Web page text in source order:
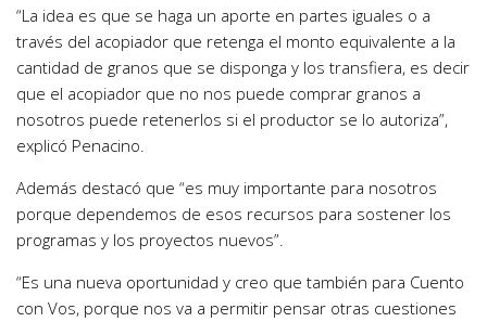
“La idea es que se haga un aporte en partes iguales o a
través del acopiador que retenga el monto equivalente a la
cantidad de granos que se disponga y los transfiera, es decir
que el acopiador que no nos puede comprar granos a
nosotros puede retenerlos si el productor se lo autoriza”,
explicó Penacino.
Además destacó que “es muy importante para nosotros
porque dependemos de esos recursos para sostener los
programas y los proyectos nuevos”.
“Es una nueva oportunidad y creo que también para Cuento
con Vos, porque nos va a permitir pensar otras cuestiones